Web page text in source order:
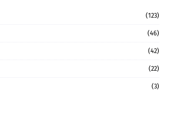
(123)
(46)
(42)
(22)
(3)